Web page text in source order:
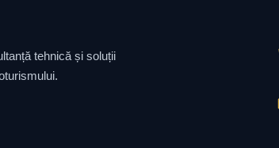
tehnică și soluții